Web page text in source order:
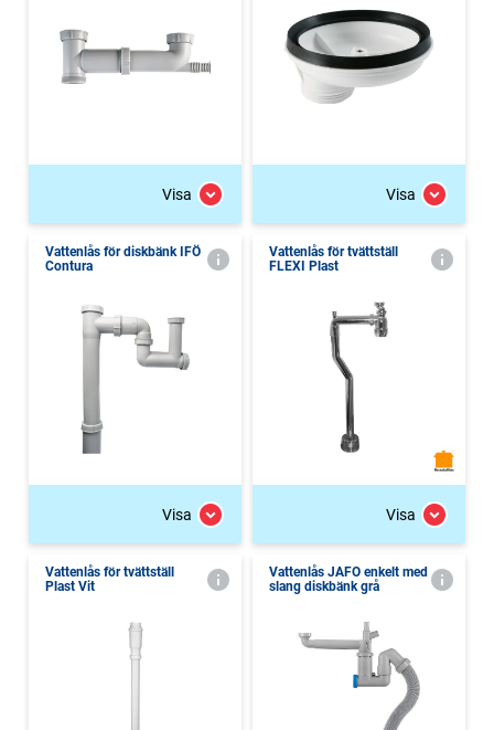
Visa Visa
Vattenlås för diskbänk IFÖ
Contura
Visa
Vattenlås för tvättställ
FLEXI Plast
Visa
Vattenlås för tvättställ
Plast Vit
Vattenlås JAFO enkelt med
slang diskbänk grå